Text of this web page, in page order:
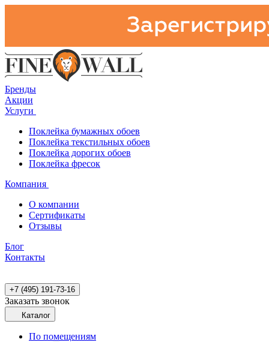
Бренды
Акции
Услуги
Поклейка бумажных обоев
Поклейка текстильных обоев
Поклейка дорогих обоев
Поклейка фресок
Компания
О компании
Сертификаты
Отзывы
Блог
Контакты
+7 (495) 191-73-16
Заказать звонок
Каталог
По помещениям